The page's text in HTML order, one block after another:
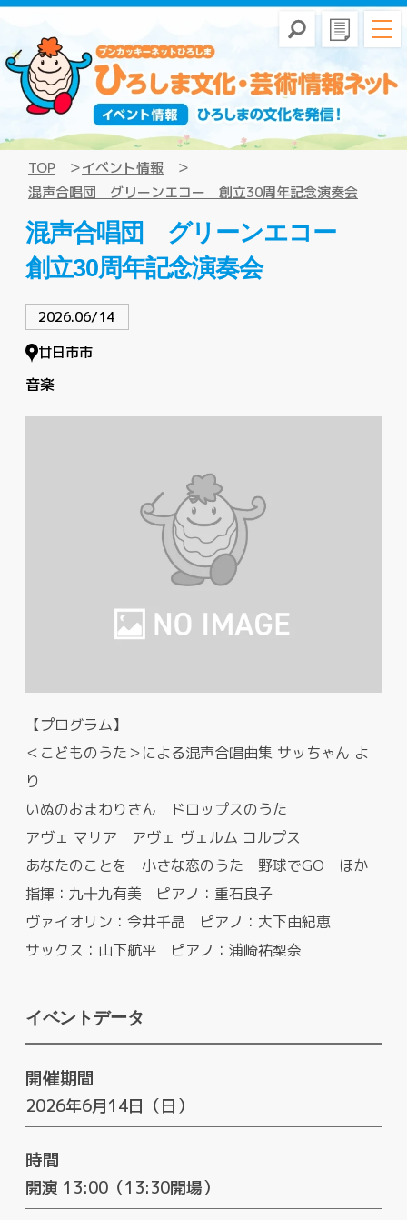
TOP
イベント情報
混声合唱団 グリーンエコー 創立30周年記念演奏会
混声合唱団 グリーンエコー
創立30周年記念演奏会
2026.06/14
廿日市市
音楽
【プログラム】
＜こどものうた＞による混声合唱曲集 サッちゃん よ
り
いぬのおまわりさん ドロップスのうた
アヴェ マリア アヴェ ヴェルム コルプス
あなたのことを 小さな恋のうた 野球でGO ほか
指揮：九十九有美 ピアノ：重石良子
ヴァイオリン：今井千晶 ピアノ：大下由紀恵
サックス：山下航平 ピアノ：浦崎祐梨奈
イベントデータ
開催期間
2026年6月14日（日）
時間
開演 13:00（13:30開場）